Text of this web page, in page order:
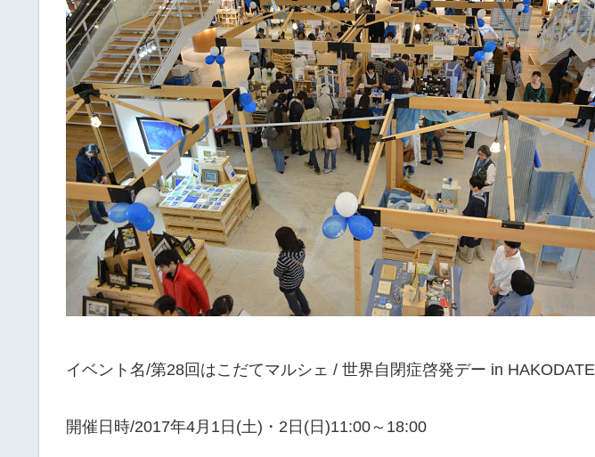
イベント名/第28回はこだてマルシェ / 世界自閉症啓発デー in HAKODATE
開催日時/2017年4月1日(土)・2日(日)11:00～18:00